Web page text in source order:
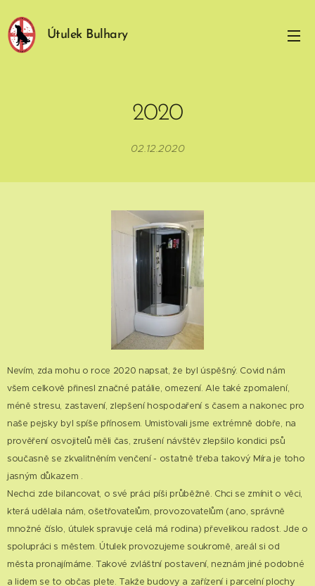
Útulek Bulhary
2020
02.12.2020
Nevím, zda mohu o roce 2020 napsat, že byl úspěšný. Covid nám
všem celkově přinesl značné patálie, omezení. Ale také zpomalení,
méně stresu, zastavení, zlepšení hospodaření s časem a nakonec pro
naše pejsky byl spíše přínosem. Umisťovali jsme extrémně dobře, na
prověření osvojitelů měli čas, zrušení návštěv zlepšilo kondici psů
současně se zkvalitněním venčení - ostatně třeba takový Míra je toho
jasným důkazem .
Nechci zde bilancovat, o své práci píši průběžně. Chci se zmínit o věci,
která udělala nám, ošetřovatelům, provozovatelům (ano, správně
množné číslo, útulek spravuje celá má rodina) převelikou radost. Jde o
spolupráci s městem. Útulek provozujeme soukromě, areál si od
města pronajímáme. Takové zvláštní postavení, neznám jiné podobné
a lidem se to občas plete. Takže budovy a zařízení i parcelní plochy